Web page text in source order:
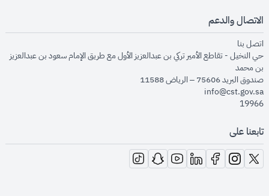
الاتصال والدعم
اتصل بنا
حي النخيل - تقاطع الأمير تركي بن عبدالعزيز الأول مع طريق الإمام سعود بن عبدالعزيز
بن محمد
صندوق البريد 75606 – الرياض 11588
info@cst.gov.sa
19966
تابعنا على
opens in new window
opens in new window
opens in new window
opens in new window
opens in new window
opens in new window
opens in new window